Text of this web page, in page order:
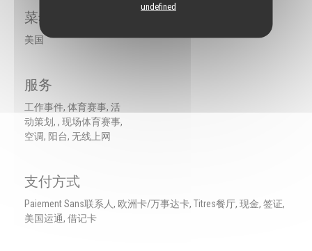
undefined
菜肴
美国
服务
工作事件, 体育赛事, 活
动策划, , 现场体育赛事,
空调, 阳台, 无线上网
支付方式
Paiement Sans联系人, 欧洲卡/万事达卡, Titres餐厅, 现金, 签证,
美国运通, 借记卡